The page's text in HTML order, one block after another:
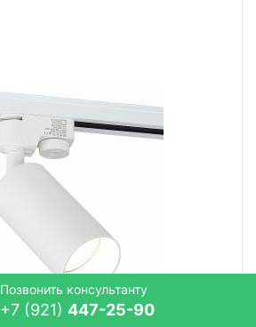
Позвонить консультанту
+7 (921) 447-25-90